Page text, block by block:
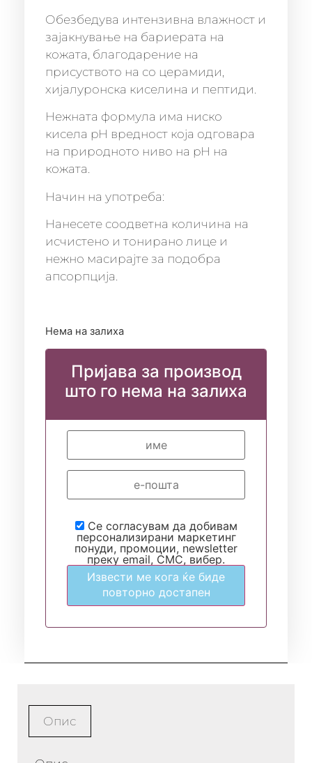
Обезбедува интензивна влажност и
зајакнување на бариерата на
кожата, благодарение на
присуството на со церамиди,
хијалуронска киселина и пептиди.
Нежната формула има ниско
кисела pH вредност која одговара
на природното ниво на pH на
кожата.
Начин на употреба:
Нанесете соодветна количина на
исчистено и тонирано лице и
нежно масирајте за подобра
апсорпција.
Нема на залиха
Пријава за производ
што го нема на залиха
Се согласувам да добивам
персонализирани маркетинг
понуди, промоции, newsletter
преку email, СМС, вибер.
Извести ме кога ќе биде
повторно достапен
Опис